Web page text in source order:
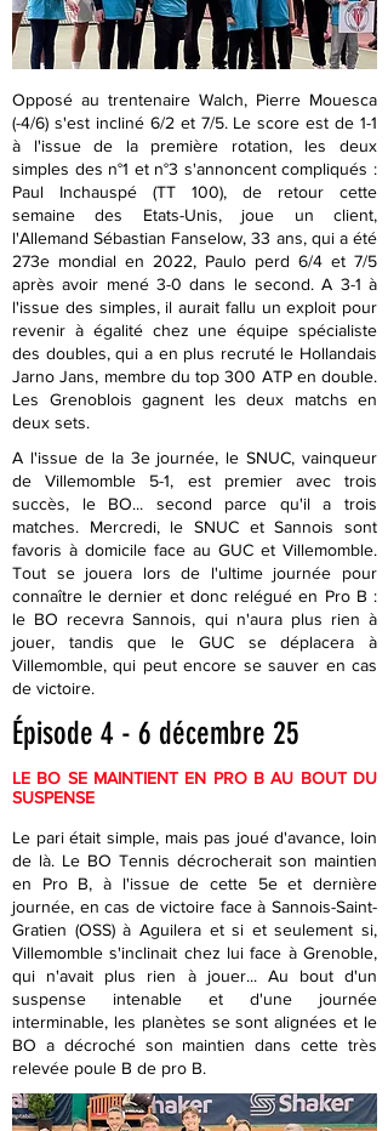
Opposé au trentenaire Walch, Pierre Mouesca
(-4/6) s'est incliné 6/2 et 7/5. Le score est de 1-1
à l'issue de la première rotation, les deux
simples des n°1 et n°3 s'annoncent compliqués :
Paul Inchauspé (TT 100), de retour cette
semaine des Etats-Unis, joue un client,
l'Allemand Sébastian Fanselow, 33 ans, qui a été
273e mondial en 2022, Paulo perd 6/4 et 7/5
après avoir mené 3-0 dans le second. A 3-1 à
l'issue des simples, il aurait fallu un exploit pour
revenir à égalité chez une équipe spécialiste
des doubles, qui a en plus recruté le Hollandais
Jarno Jans, membre du top 300 ATP en double.
Les Grenoblois gagnent les deux matchs en
deux sets.
A l'issue de la 3e journée, le SNUC, vainqueur
de Villemomble 5-1, est premier avec trois
succès, le BO... second parce qu'il a trois
matches. Mercredi, le SNUC et Sannois sont
favoris à domicile face au GUC et Villemomble.
Tout se jouera lors de l'ultime journée pour
connaître le dernier et donc relégué en Pro B :
le BO recevra Sannois, qui n'aura plus rien à
jouer, tandis que le GUC se déplacera à
Villemomble, qui peut encore se sauver en cas
de victoire.
Épisode 4 - 6 décembre 25
LE BO SE MAINTIENT EN PRO B AU BOUT DU
SUSPENSE
Le pari était simple, mais pas joué d'avance, loin
de là. Le BO Tennis décrocherait son maintien
en Pro B, à l'issue de cette 5e et dernière
journée, en cas de victoire face à Sannois-Saint-
Gratien (OSS) à Aguilera et si et seulement si,
Villemomble s'inclinait chez lui face à Grenoble,
qui n'avait plus rien à jouer... Au bout d'un
suspense intenable et d'une journée
interminable, les planètes se sont alignées et le
BO a décroché son maintien dans cette très
relevée poule B de pro B.